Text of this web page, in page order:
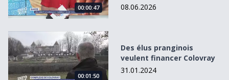
00:00:47
08.06.2026
Des élus pranginois veulent financer Colovray
00:01:50
Des élus pranginois
veulent financer Colovray
31.01.2024